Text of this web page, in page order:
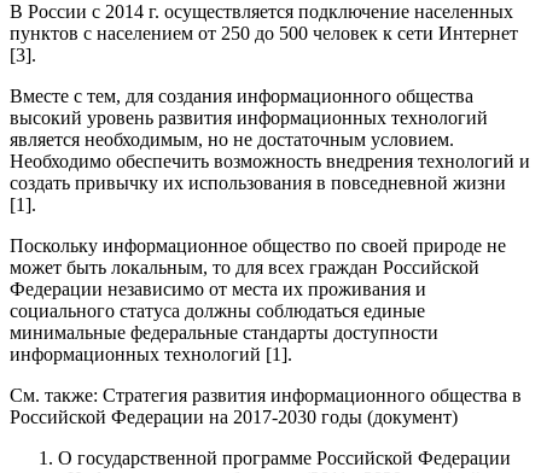
В России с 2014 г. осуществляется подключение населенных
пунктов с населением от 250 до 500 человек к сети Интернет
[3].
Вместе с тем, для создания информационного общества
высокий уровень развития информационных технологий
является необходимым, но не достаточным условием.
Необходимо обеспечить возможность внедрения технологий и
создать привычку их использования в повседневной жизни
[1].
Поскольку информационное общество по своей природе не
может быть локальным, то для всех граждан Российской
Федерации независимо от места их проживания и
социального статуса должны соблюдаться единые
минимальные федеральные стандарты доступности
информационных технологий [1].
См. также: Стратегия развития информационного общества в
Российской Федерации на 2017-2030 годы (документ)
О государственной программе Российской Федерации